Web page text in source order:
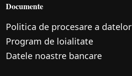
Documente
Politica de procesare a datelor
Program de loialitate
Datele noastre bancare